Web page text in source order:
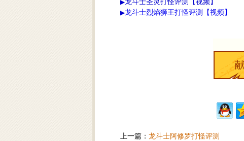
▶龙斗士圣灵打怪评测【视频】
▶龙斗士烈焰狮王打怪评测【视频】
上一篇： 龙斗士阿修罗打怪评测